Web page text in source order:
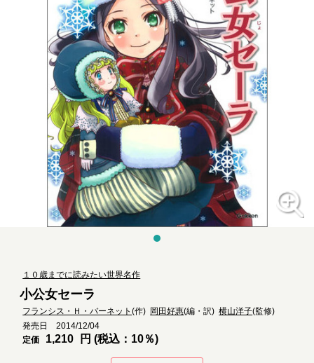
１０歳までに読みたい世界名作
小公女セーラ
フランシス・Ｈ・バーネット(作) 岡田好惠(編・訳)横山洋子(監修)
発売日 2014/12/04
定価
1,210 円 (税込：10％)